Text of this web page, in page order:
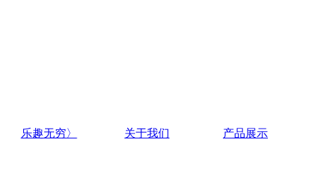
乐趣无穷〉 关于我们 产品展示